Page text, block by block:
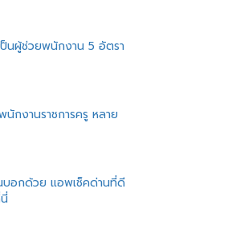
นผู้ช่วยพนักงาน 5 อัตรา
กงานราชการครู หลาย
อกด้วย แอพเช็คด่านที่ดี